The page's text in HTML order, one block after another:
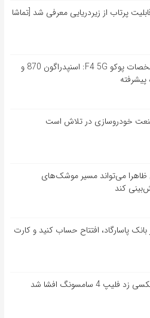
قابلیت پرتاب از زیردریایی معرفی شد [تماشا
اعلام بخشی از مشخصات پوکو F4 5G: اسنپدراگون 870 و
خودروسازی در تلاش است
ظاهرا می‌تواند مسیر موشک‌های
کند
بانک پاسارگاد، افتتاح حساب کنید و کارت
4 سامسونگ افشا شد